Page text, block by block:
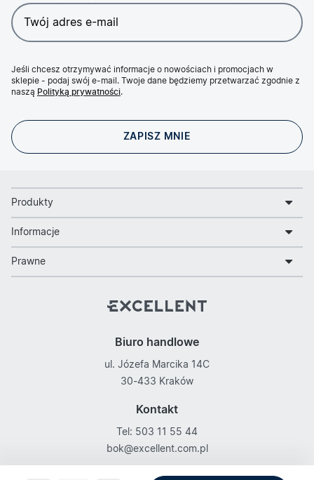
Jeśli chcesz otrzymywać informacje o nowościach i promocjach w
sklepie - podaj swój e-mail. Twoje dane będziemy przetwarzać zgodnie z
naszą Polityką prywatności.
Produkty
Informacje
Prawne
Biuro handlowe
ul. Józefa Marcika 14C
30-433 Kraków
Kontakt
Tel: 503 11 55 44
bok@excellent.com.pl
Obserwuj nas na